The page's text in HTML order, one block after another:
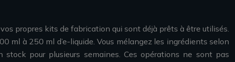
propres kits de fabrication qui sont déjà prêts à être utilisés.
ml à 250 ml d’e-liquide. Vous mélangez les ingrédients selon
pour plusieurs semaines. Ces opérations ne sont pas